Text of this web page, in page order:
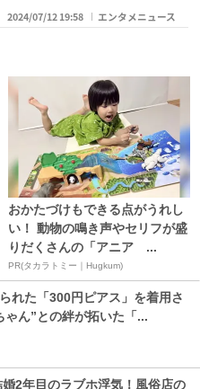
2024/07/12 19:58 エンタメニュース
おかたづけもできる点がうれし
い！ 動物の鳴き声やセリフが盛
りだくさんの「アニア ...
PR(タカラトミー｜Hugkum)
れた「300円ピアス」を着用さ
ん”との絆が拓いた「...
2年目のラブホ浮気！風俗店の